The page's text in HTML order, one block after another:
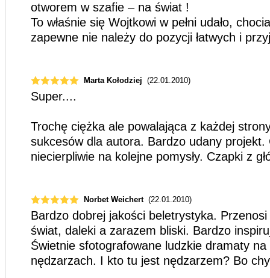
otworem w szafie – na świat !
To właśnie się Wojtkowi w pełni udało,
zapewne nie należy do pozycji łatwych i
Marta Kołodziej (22.01.2010)
Super....
Trochę ciężka ale powalająca z każdej
sukcesów dla autora. Bardzo udany projekt.
niecierpliwie na kolejne pomysły. Czapki z
Norbet Weichert (22.01.2010)
Bardzo dobrej jakości beletrystyka. Przenosi
świat, daleki a zarazem bliski. Bardzo
Świetnie sfotografowane ludzkie dramaty
nędzarzach. I kto tu jest nędzarzem? Bo